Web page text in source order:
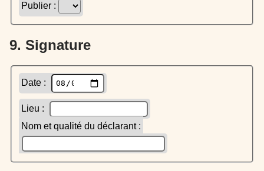
Publier :
9. Signature
Date :
Lieu :
Nom et qualité du déclarant :